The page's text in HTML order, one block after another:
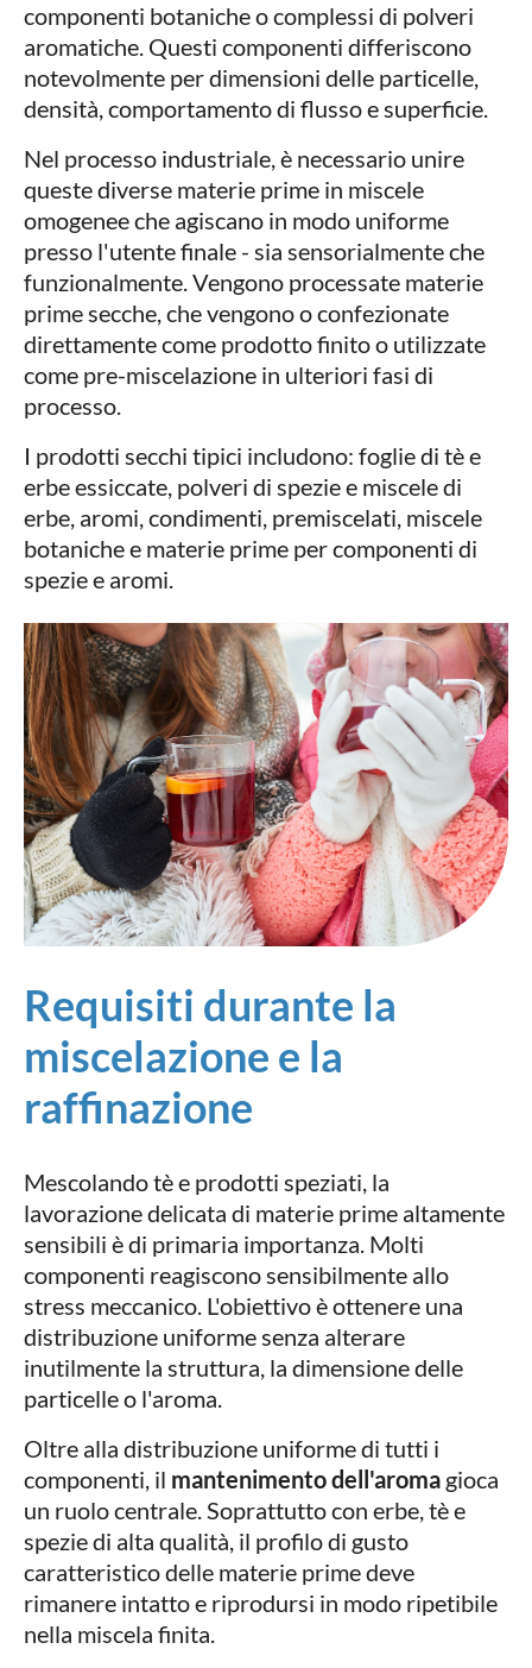
componenti botaniche o complessi di polveri
aromatiche. Questi componenti differiscono
notevolmente per dimensioni delle particelle,
densità, comportamento di flusso e superficie.
Nel processo industriale, è necessario unire
queste diverse materie prime in miscele
omogenee che agiscano in modo uniforme
presso l'utente finale - sia sensorialmente che
funzionalmente. Vengono processate materie
prime secche, che vengono o confezionate
direttamente come prodotto finito o utilizzate
come pre-miscelazione in ulteriori fasi di
processo.
I prodotti secchi tipici includono: foglie di tè e
erbe essiccate, polveri di spezie e miscele di
erbe, aromi, condimenti, premiscelati, miscele
botaniche e materie prime per componenti di
spezie e aromi.
Requisiti durante la
miscelazione e la
raffinazione
Mescolando tè e prodotti speziati, la
lavorazione delicata di materie prime altamente
sensibili è di primaria importanza. Molti
componenti reagiscono sensibilmente allo
stress meccanico. L'obiettivo è ottenere una
distribuzione uniforme senza alterare
inutilmente la struttura, la dimensione delle
particelle o l'aroma.
Oltre alla distribuzione uniforme di tutti i
componenti, il mantenimento dell'aroma gioca
un ruolo centrale. Soprattutto con erbe, tè e
spezie di alta qualità, il profilo di gusto
caratteristico delle materie prime deve
rimanere intatto e riprodursi in modo ripetibile
nella miscela finita.